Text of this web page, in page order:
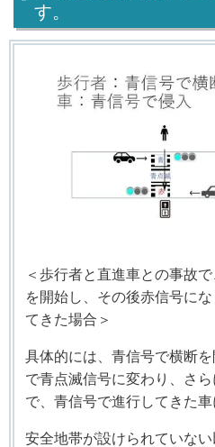
す。
＜ 歩行者と直進車との事故
を開始し、その後赤信号に
てきた場合 ＞
具体的には、青信号で横断
で青点滅信号に変わり、さ
で、青信号で進行してきた
安全地帯が設けられていな